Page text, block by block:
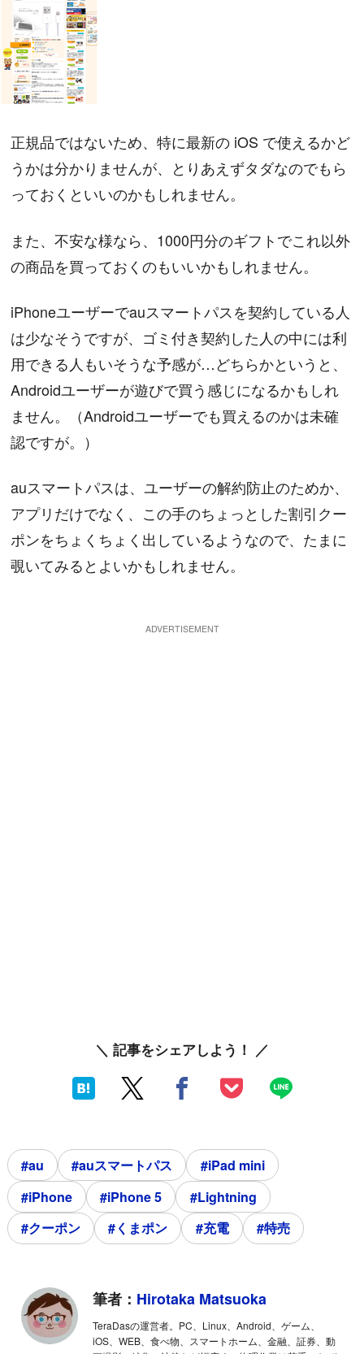
正規品ではないため、特に最新の iOS で使えるかど
うかは分かりませんが、とりあえずタダなのでもら
っておくといいのかもしれません。
また、不安な様なら、1000円分のギフトでこれ以外
の商品を買っておくのもいいかもしれません。
iPhoneユーザーでauスマートパスを契約している人
は少なそうですが、ゴミ付き契約した人の中には利
用できる人もいそうな予感が…どちらかというと、
Androidユーザーが遊びで買う感じになるかもしれ
ません。（Androidユーザーでも買えるのかは未確
認ですが。）
auスマートパスは、ユーザーの解約防止のためか、
アプリだけでなく、この手のちょっとした割引クー
ポンをちょくちょく出しているようなので、たまに
覗いてみるとよいかもしれません。
＼ 記事をシェアしよう！ ／
#au #auスマートパス
#iPad mini
#iPhone
#iPhone 5
#Lightning
#クーポン
#くまポン #充電 #特売
筆者： Hirotaka Matsuoka
TeraDasの運営者。PC、Linux、Android、ゲーム、
iOS、WEB、食べ物、スマートホーム、金融、証券、動